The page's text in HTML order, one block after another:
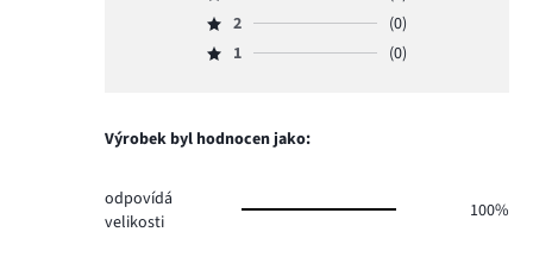
hlasů
počet
hlasů
3,
počet
Hodnocení
2,
2
(0)
Hodnocení
hlasů
1 (0)
Výrobek byl hodnocen jako:
odpovídá
velikosti
100%